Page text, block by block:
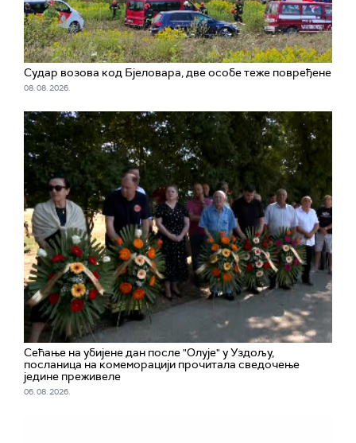
Судар возова код Бјеловара, две особе теже повређене
08. 08. 2026.
Сећање на убијене дан после "Олује" у Уздољу,
посланица на комеморацији прочитала сведочење
једине преживеле
06. 08. 2026.